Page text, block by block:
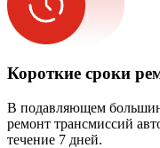
Короткие сроки
В подавляющем
ремонт трансмиссий
течение 7 дней.